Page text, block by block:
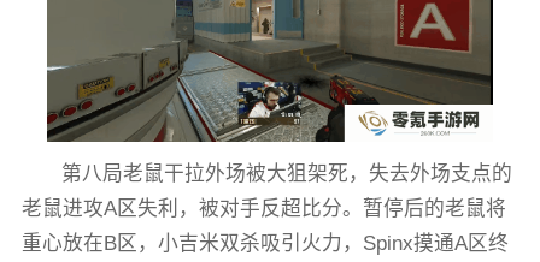
第八局老鼠干拉外场被大狙架死，失去外场支点的
老鼠进攻A区失利，被对手反超比分。暂停后的老鼠将
重心放在B区，小吉米双杀吸引火力，Spinx摸通A区终